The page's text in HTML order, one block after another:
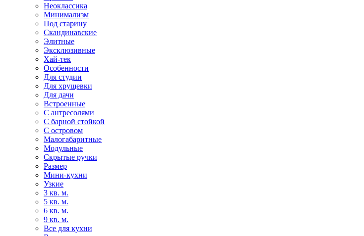
Неоклассика
Минимализм
Под старину
Скандинавские
Элитные
Эксклюзивные
Хай-тек
Особенности
Для студии
Для хрущевки
Для дачи
Встроенные
С антресолями
С барной стойкой
С островом
Малогабаритные
Модульные
Скрытые ручки
Размер
Мини-кухни
Узкие
3 кв. м.
5 кв. м.
6 кв. м.
9 кв. м.
Все для кухни